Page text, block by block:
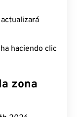
haciendo clic
zona